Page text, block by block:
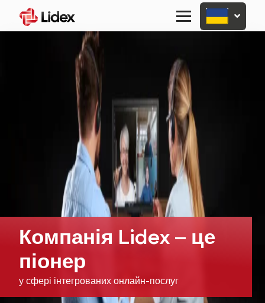
Primary
Menu
Компанія Lidex – це
піонер
у сфері інтегрованих онлайн-послуг